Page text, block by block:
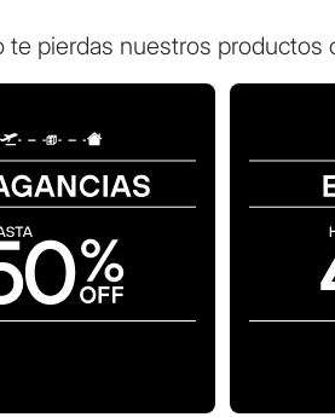
te pierdas nuestros productos